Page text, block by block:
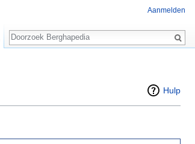
Hulp
Aanmelden
Zoeken